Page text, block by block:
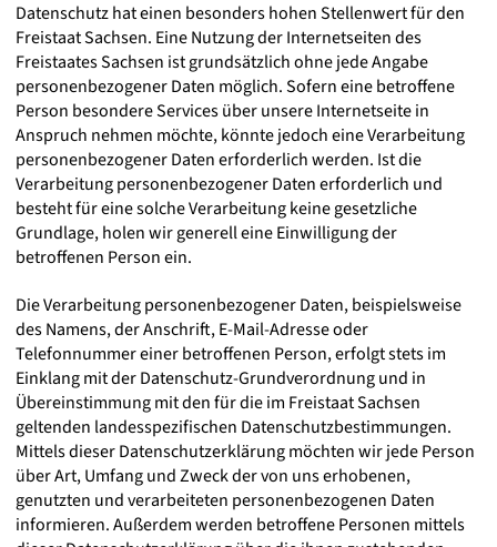
Datenschutz hat einen besonders hohen Stellenwert für den
Freistaat Sachsen. Eine Nutzung der Internetseiten des
Freistaates Sachsen ist grundsätzlich ohne jede Angabe
personenbezogener Daten möglich. Sofern eine betroffene
Person besondere Services über unsere Internetseite in
Anspruch nehmen möchte, könnte jedoch eine Verarbeitung
personenbezogener Daten erforderlich werden. Ist die
Verarbeitung personenbezogener Daten erforderlich und
besteht für eine solche Verarbeitung keine gesetzliche
Grundlage, holen wir generell eine Einwilligung der
betroffenen Person ein.
Die Verarbeitung personenbezogener Daten, beispielsweise
des Namens, der Anschrift, E-Mail-Adresse oder
Telefonnummer einer betroffenen Person, erfolgt stets im
Einklang mit der Datenschutz-Grundverordnung und in
Übereinstimmung mit den für die im Freistaat Sachsen
geltenden landesspezifischen Datenschutzbestimmungen.
Mittels dieser Datenschutzerklärung möchten wir jede Person
über Art, Umfang und Zweck der von uns erhobenen,
genutzten und verarbeiteten personenbezogenen Daten
informieren. Außerdem werden betroffene Personen mittels